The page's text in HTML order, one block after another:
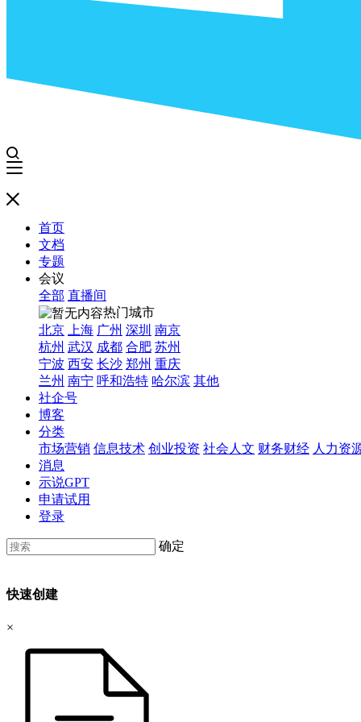
首页
文档
专题
会议
全部 直播间
热门城市
北京
上海 广州 深圳 南京
杭州 武汉 成都 合肥 苏州
宁波 西安 长沙 郑州 重庆
兰州 南宁 呼和浩特 哈尔滨 其他
社企号
博客
分类
市场营销 信息技术 创业投资 社会人文 财务财经 人力资
消息
示说GPT
申请试用
登录
确定
快速创建
×